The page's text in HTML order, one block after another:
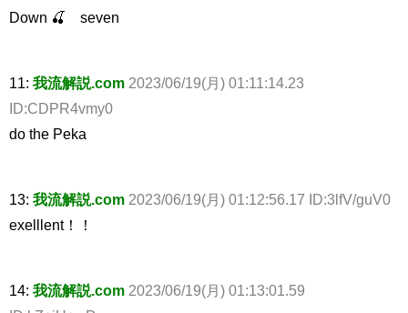
Down 🍒 seven
11: 我流解説.com 2023/06/19(月) 01:11:14.23
ID:CDPR4vmy0
do the Peka
13: 我流解説.com 2023/06/19(月) 01:12:56.17 ID:3lfV/guV0
exelllent！！
14: 我流解説.com 2023/06/19(月) 01:13:01.59